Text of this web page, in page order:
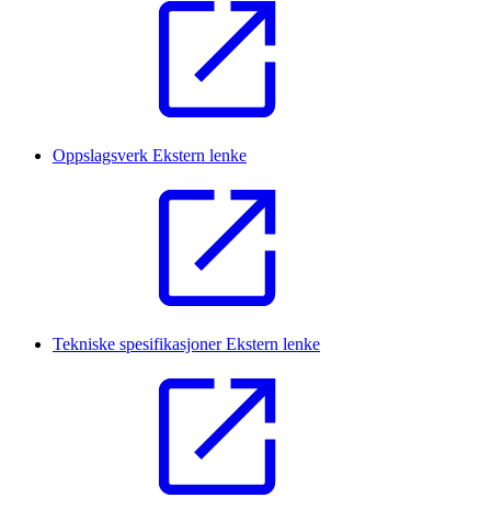
Oppslagsverk Ekstern lenke
Tekniske spesifikasjonerEkstern lenke